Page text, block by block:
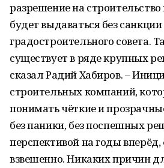
разрешение на строительство
будет выдаваться без санкции
градостроительного совета.
существует в ряде крупных
сказал Радий Хабиров. –
строительных компаний,
понимать чёткие и
без паники, без поспешных
перспективой на годы
взвешенно. Никаких причин